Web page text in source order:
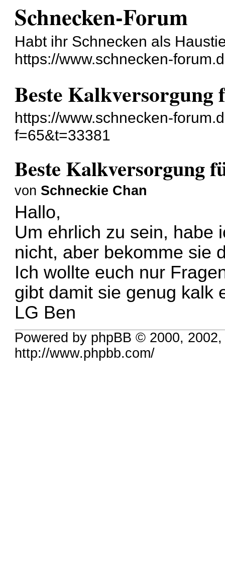
Schnecken-Forum
Habt ihr Schnecken als
https://www.schnecken-
Beste Kalkversorgung
https://www.schnecken-
f=65&t=33381
Beste Kalkversorgung
von Schneckie Chan
Hallo,
Um ehrlich zu sein, habe
nicht, aber bekomme sie
Ich wollte euch nur
gibt damit sie genug kalk
LG Ben
Powered by phpBB © 2000,
http://www.phpbb.com/